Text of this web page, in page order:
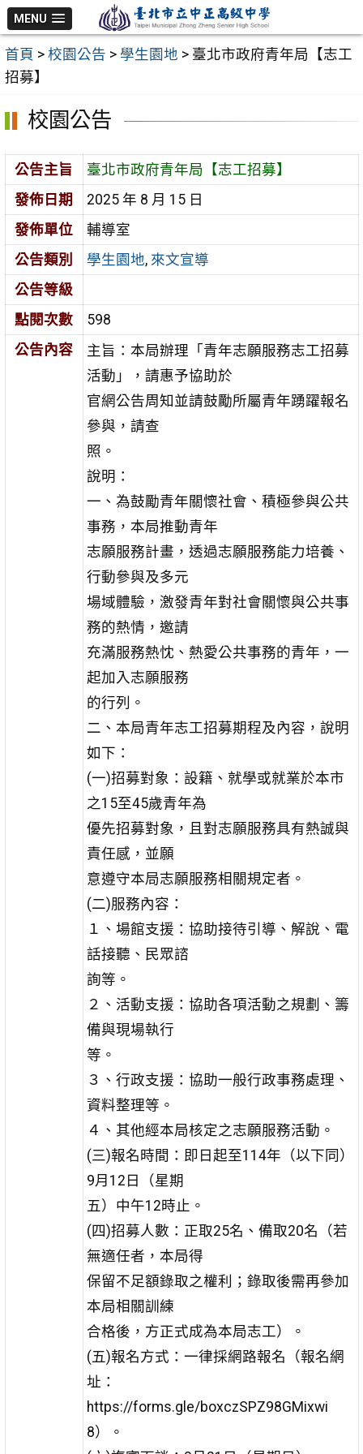
跳
至
主
要
MENU
首頁 > 校園公告 > 學生園地 > 臺北市政府青年局【志工
招募】
校園公告
公告主旨
臺北市政府青年局【志工招募】
發佈日期
2025 年 8 月 15 日
發佈單位
輔導室
公告類別
學生園地, 來文宣導
公告等級
點閱次數
598
公告內容
主旨：本局辦理「青年志願服務志工招募
活動」，請惠予協助於
官網公告周知並請鼓勵所屬青年踴躍報名
參與，請查
照。
說明：
一、為鼓勵青年關懷社會、積極參與公共
事務，本局推動青年
志願服務計畫，透過志願服務能力培養、
行動參與及多元
場域體驗，激發青年對社會關懷與公共事
務的熱情，邀請
充滿服務熱忱、熱愛公共事務的青年，一
起加入志願服務
的行列。
二、本局青年志工招募期程及內容，說明
如下：
(一)招募對象：設籍、就學或就業於本市
之15至45歲青年為
優先招募對象，且對志願服務具有熱誠與
責任感，並願
意遵守本局志願服務相關規定者。
(二)服務內容：
１、場館支援：協助接待引導、解說、電
話接聽、民眾諮
詢等。
２、活動支援：協助各項活動之規劃、籌
備與現場執行
等。
３、行政支援：協助一般行政事務處理、
資料整理等。
４、其他經本局核定之志願服務活動。
(三)報名時間：即日起至114年（以下同）
9月12日（星期
五）中午12時止。
(四)招募人數：正取25名、備取20名（若
無適任者，本局得
保留不足額錄取之權利；錄取後需再參加
本局相關訓練
合格後，方正式成為本局志工）。
(五)報名方式：一律採網路報名（報名網
址：
https://forms.gle/boxczSPZ98GMixwi
8）。